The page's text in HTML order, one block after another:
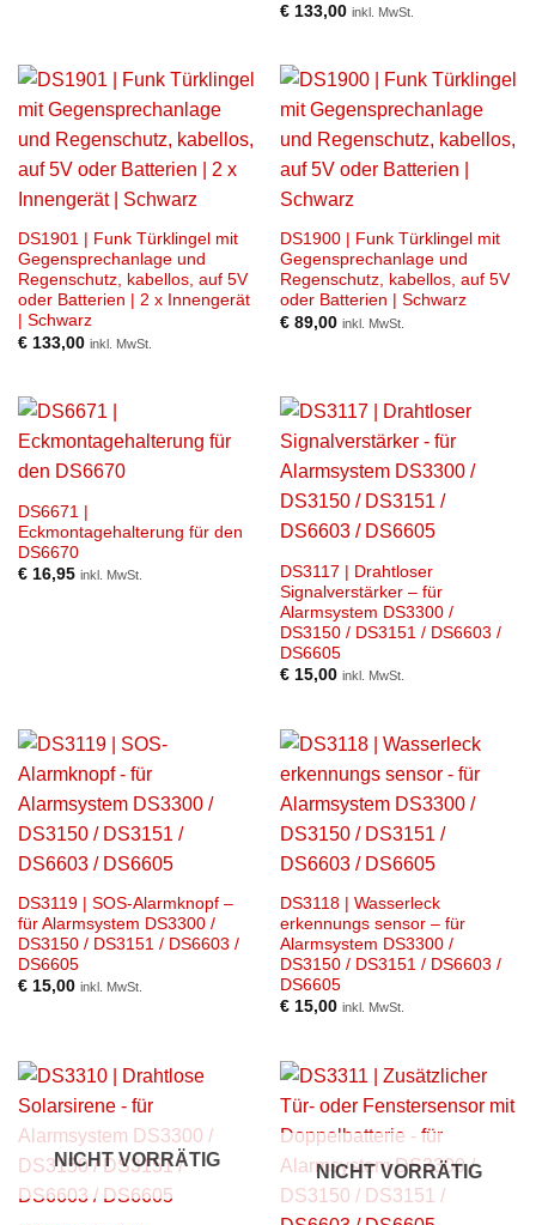
€133,00 inkl. MwSt.
DS1901 | Funk Türklingel mit
Gegensprechanlage und
Regenschutz, kabellos, auf 5V
oder Batterien | 2 x Innengerät
| Schwarz
€133,00 inkl. MwSt.
DS1900 | Funk Türklingel mit
Gegensprechanlage und
Regenschutz, kabellos, auf 5V
oder Batterien | Schwarz
€89,00 inkl. MwSt.
DS6671 |
Eckmontagehalterung für den
DS6670
€16,95 inkl. MwSt.
DS3117 | Drahtloser
Signalverstärker – für
Alarmsystem DS3300 /
DS3150 / DS3151 / DS6603 /
DS6605
€15,00 inkl. MwSt.
DS3119 | SOS-Alarmknopf –
für Alarmsystem DS3300 /
DS3150 / DS3151 / DS6603 /
DS6605
€15,00 inkl. MwSt.
DS3118 | Wasserleck
erkennungs sensor – für
Alarmsystem DS3300 /
DS3150 / DS3151 / DS6603 /
DS6605
€15,00 inkl. MwSt.
NICHT VORRÄTIG
NICHT VORRÄTIG